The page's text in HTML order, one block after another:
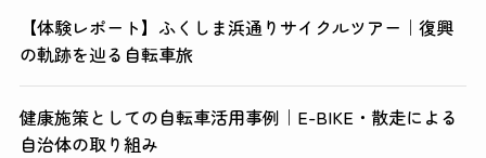
【体験レポート】ふくしま浜通りサイクルツアー｜復興
の軌跡を辿る自転車旅
健康施策としての自転車活用事例｜E-BIKE・散走による
自治体の取り組み